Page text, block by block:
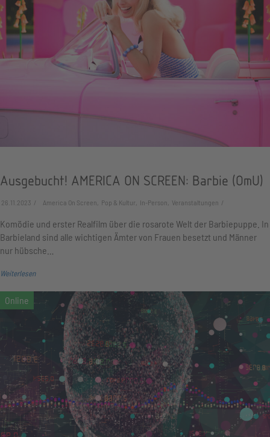
Ausgebucht! AMERICA ON SCREEN: Barbie (OmU)
26.11.2023 America On Screen, Pop & Kultur, In-Person, Veranstaltungen
Komödie und erster Realfilm über die rosarote Welt der Barbiepuppe. In
Barbieland sind alle wichtigen Ämter von Frauen besetzt und Männer
nur hübsche…
Weiterlesen